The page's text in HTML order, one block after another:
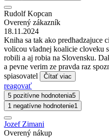
Rudolf Kopcan
Overený zákazník
18.11.2024
Kniha sa tak ako predhadzajuce
volicou vladnej koalicie cloveku
robili a aj robia na Slovensku.
a pevne verim ze pravda raz
spiasovatel
Čítať viac
reagovať
5 pozitívne hodnotenia5
1 negatívne hodnotenie1
Jozef Zimani
Overený nákup